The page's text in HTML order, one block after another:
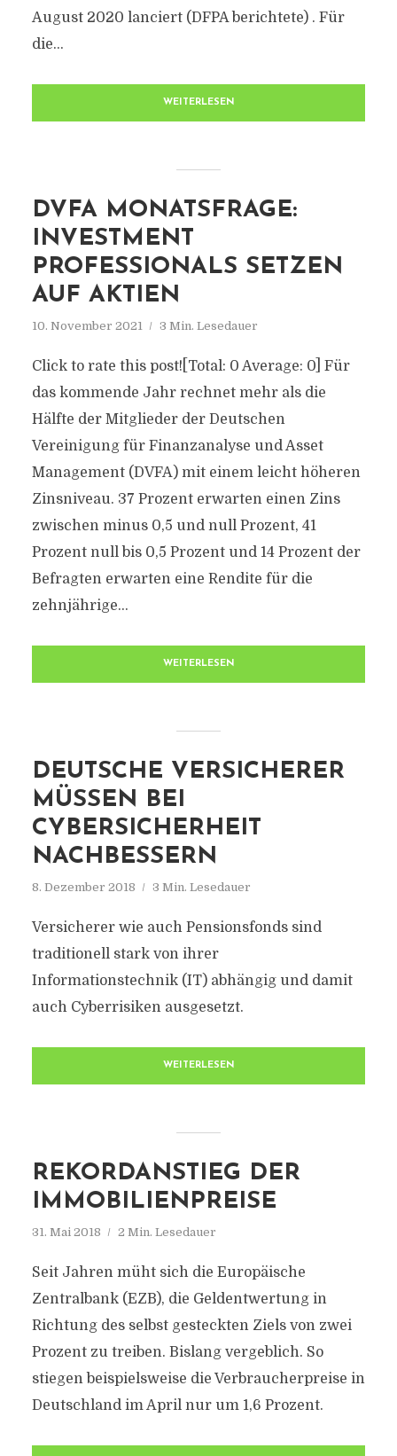
August 2020 lanciert (DFPA berichtete) . Für
die...
WEITERLESEN
DVFA MONATSFRAGE:
INVESTMENT
PROFESSIONALS SETZEN
AUF AKTIEN
10. November 2021 3 Min. Lesedauer
Click to rate this post![Total: 0 Average: 0] Für
das kommende Jahr rechnet mehr als die
Hälfte der Mitglieder der Deutschen
Vereinigung für Finanzanalyse und Asset
Management (DVFA) mit einem leicht höheren
Zinsniveau. 37 Prozent erwarten einen Zins
zwischen minus 0,5 und null Prozent, 41
Prozent null bis 0,5 Prozent und 14 Prozent der
Befragten erwarten eine Rendite für die
zehnjährige...
WEITERLESEN
DEUTSCHE VERSICHERER
MÜSSEN BEI
CYBERSICHERHEIT
NACHBESSERN
8. Dezember 2018 3 Min. Lesedauer
Versicherer wie auch Pensionsfonds sind
traditionell stark von ihrer
Informationstechnik (IT) abhängig und damit
auch Cyberrisiken ausgesetzt.
WEITERLESEN
REKORDANSTIEG DER
IMMOBILIENPREISE
31. Mai 2018 2 Min. Lesedauer
Seit Jahren müht sich die Europäische
Zentralbank (EZB), die Geldentwertung in
Richtung des selbst gesteckten Ziels von zwei
Prozent zu treiben. Bislang vergeblich. So
stiegen beispielsweise die Verbraucherpreise in
Deutschland im April nur um 1,6 Prozent.